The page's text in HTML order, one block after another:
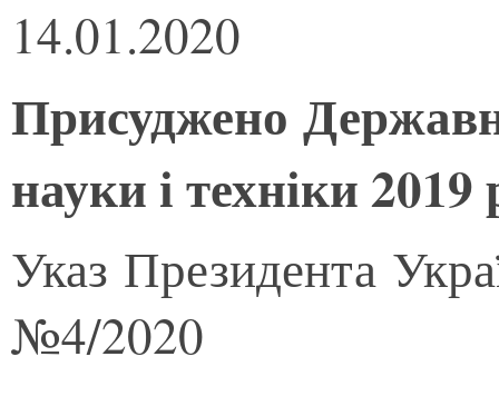
14.01.2020
Присуджено
науки і техніки 2019
Указ Президента
№4/2020